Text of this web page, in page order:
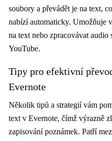
soubory a převádět je na text,
nabízí automaticky. Umožňuje
na text nebo zpracovávat
YouTube.
Tipy pro efektivní
Evernote
Několik tipů a strategií vám
text v Evernote, čímž výrazně
zapisování poznámek. Patří